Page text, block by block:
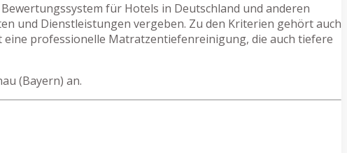
für Hotels in Deutschland und anderen
und Dienstleistungen vergeben. Zu den Kriterien gehört auch
professionelle Matratzentiefenreinigung, die auch tiefere
(Bayern) an.